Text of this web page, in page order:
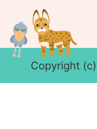
Copyright